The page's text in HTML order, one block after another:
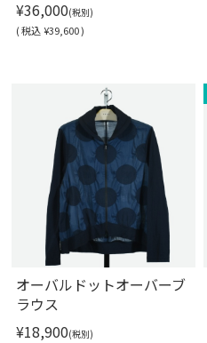
¥36,000(税別)
(税込¥39,600 )
オーバルドットオーバーブ
ラウス
¥18,900(税別)